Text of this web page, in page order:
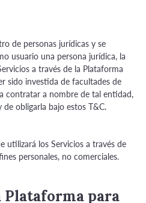
de personas jurídicas y se
usuario una persona jurídica, la
a través de la Plataforma
sido investida de facultades de
contratar a nombre de tal entidad,
obligarla bajo estos T&C.
utilizará los Servicios a través de
personales, no comerciales.
Plataforma para